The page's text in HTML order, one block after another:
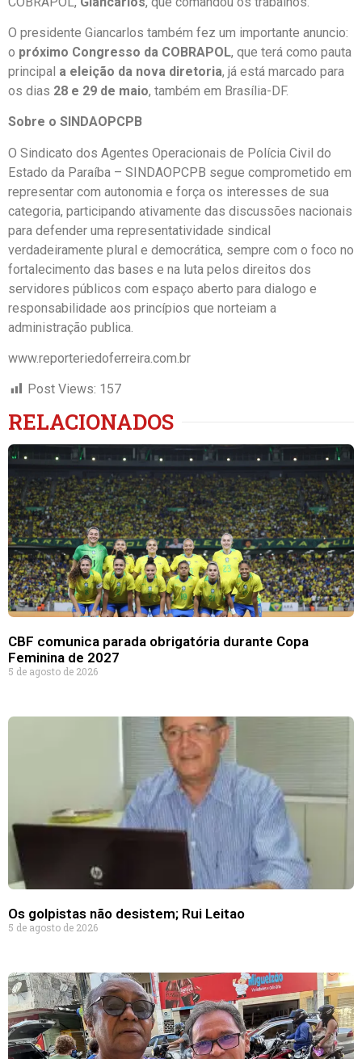
O presidente Giancarlos também fez um importante anuncio:
o próximo Congresso da COBRAPOL, que terá como pauta
principal a eleição da nova diretoria, já está marcado para
os dias 28 e 29 de maio, também em Brasília-DF.
Sobre o SINDAOPCPB
O Sindicato dos Agentes Operacionais de Polícia Civil do
Estado da Paraíba – SINDAOPCPB segue comprometido em
representar com autonomia e força os interesses de sua
categoria, participando ativamente das discussões nacionais
para defender uma representatividade sindical
verdadeiramente plural e democrática, sempre com o foco no
fortalecimento das bases e na luta pelos direitos dos
servidores públicos com espaço aberto para dialogo e
responsabilidade aos princípios que norteiam a
administração publica.
www.reporteriedoferreira.com.br
Post Views: 157
RELACIONADOS
CBF comunica parada obrigatória durante Copa
Feminina de 2027
5 de agosto de 2026
Os golpistas não desistem; Rui Leitao
5 de agosto de 2026